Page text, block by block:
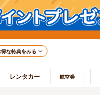
得な特典をみる
レンタカー 航空券